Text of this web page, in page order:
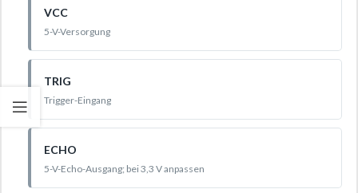
VCC
5-V-Versorgung
TRIG
Trigger-Eingang
ECHO
5-V-Echo-Ausgang; bei 3,3 V anpassen